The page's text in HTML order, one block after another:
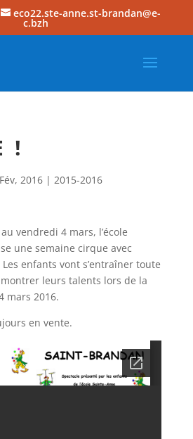
eco22.ste-anne.st-brandan@e-
c.bzh
!
2016| 2015-2016
vendredi 4 mars, l’école
une semaine cirque avec
enfants vont s’entraîner toute
leurs talents lors de la
mars 2016.
en vente.